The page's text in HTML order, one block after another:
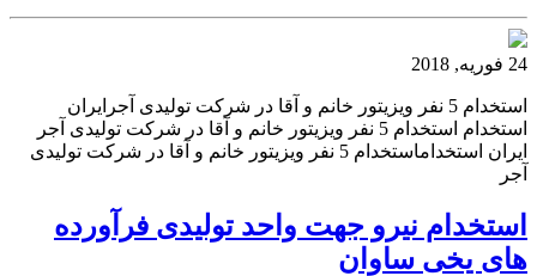
24 فوریه, 2018
استخدام 5 نفر ویزیتور خانم و آقا در شرکت تولیدی آجرایران
استخدام استخدام 5 نفر ویزیتور خانم و آقا در شرکت تولیدی آجر
ایران استخداماستخدام 5 نفر ویزیتور خانم و آقا در شرکت تولیدی
آجر
استخدام نیرو جهت واحد تولیدی فرآورده
های یخی ساوان